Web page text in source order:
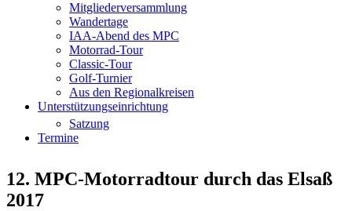
Mitgliederversammlung
Wandertage
IAA-Abend des MPC
Motorrad-Tour
Classic-Tour
Golf-Turnier
Aus den Regionalkreisen
Unterstützungseinrichtung
Satzung
Termine
12. MPC-Motorradtour durch das Elsaß
2017